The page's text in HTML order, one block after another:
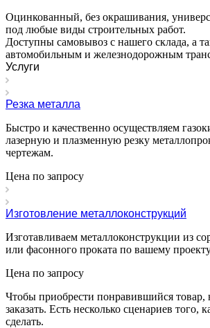
Оцинкованный, без окрашивания,
под любые виды строительных работ.
Доступны самовывоз с нашего склада, а
автомобильным и железнодорожным
Услуги
Резка металла
Быстро и качественно осуществляем
лазерную и плазменную резку
чертежам.
Цена по запросу
Изготовление металлоконструкций
Изготавливаем металлоконструкции из
или фасонного проката по вашему
Цена по запросу
Чтобы приобрести понравившийся товар,
заказать. Есть несколько сценариев того,
сделать.